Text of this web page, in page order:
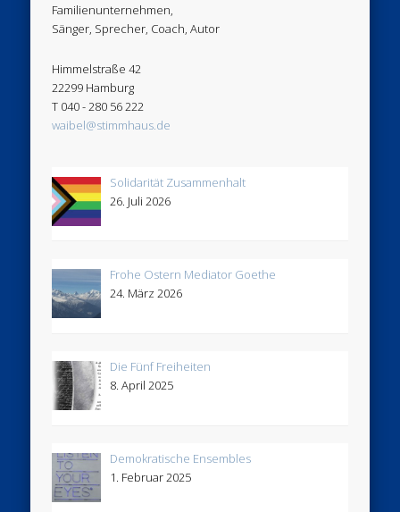
Familienunternehmen,
Sänger, Sprecher, Coach, Autor
Himmelstraße 42
22299 Hamburg
T 040 - 280 56 222
waibel@stimmhaus.de
Solidarität Zusammenhalt
26. Juli 2026
Frohe Ostern Mediator Goethe
24. März 2026
Die Fünf Freiheiten
8. April 2025
Demokratische Ensembles
1. Februar 2025